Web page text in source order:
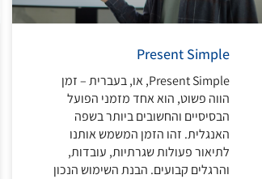
Present Simple
Present Simple, או, בעברית – זמן
הווה פשוט, הוא אחד מזמני הפועל
הבסיסיים והחשובים ביותר בשפה
האנגלית. זהו הזמן המשמש אותנו
לתיאור פעולות שגרתיות, עובדות,
והרגלים קבועים. הבנת השימוש הנכון